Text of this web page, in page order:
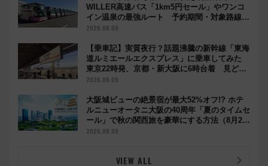
WILLER高速バス「1km5円セール」やワンコ
イン温泉の最強ルート 予約期間・対象路線ま
とめ
2026.08.09
【乗車記】実質夜行？話題沸騰の新幹線「東海
道ルミエールエクスプレス」に乗車してみた
東京22時発、京都・新大阪に6時台着 見どこ
ろは岐阜羽島の素晴らし過ぎる朝
2026.08.09
大阪城ビューの絶景宿が最大52%オフ!? ホテ
ルニューオータニ大阪の40周年「夏のタイムセ
ール」で秋の関西旅を豪華にする方法（8月20
日まで！）
2026.08.09
VIEW ALL